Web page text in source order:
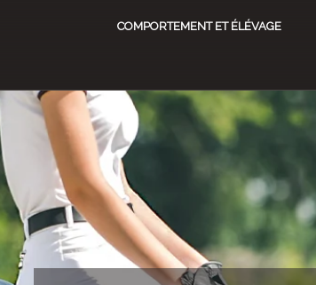
COMPORTEMENT ET ÉLÉVAGE